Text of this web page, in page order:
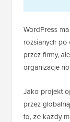
WordPress
rozsianych po
przez firmy,
organizacje
Jako projekt
przez
to, że każdy